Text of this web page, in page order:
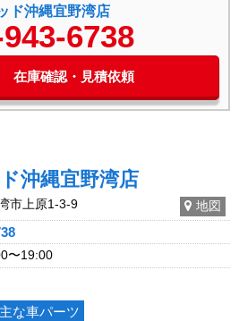
、お問い合わせください。 営業時間
18:00) トレッド沖縄宜野湾店 098-
見ました」と、お伝えください
ド沖縄宜野湾店
6738
在庫確認・見積依頼
沖縄宜野湾店
市上原1-3-9
地図
〜19:00
な車パーツ